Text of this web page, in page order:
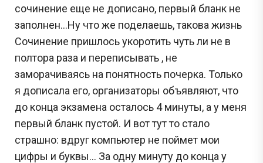
сочинение еще не дописано, первый бланк не
заполнен…Ну что же поделаешь, такова жизнь
Сочинение пришлось укоротить чуть ли не в
полтора раза и переписывать , не
заморачиваясь на понятность почерка. Только
я дописала его, организаторы объявляют, что
до конца экзамена осталось 4 минуты, а у меня
первый бланк пустой. И вот тут то стало
страшно: вдруг компьютер не поймет мои
цифры и буквы… За одну минуту до конца у